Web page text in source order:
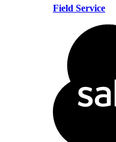
Field Service